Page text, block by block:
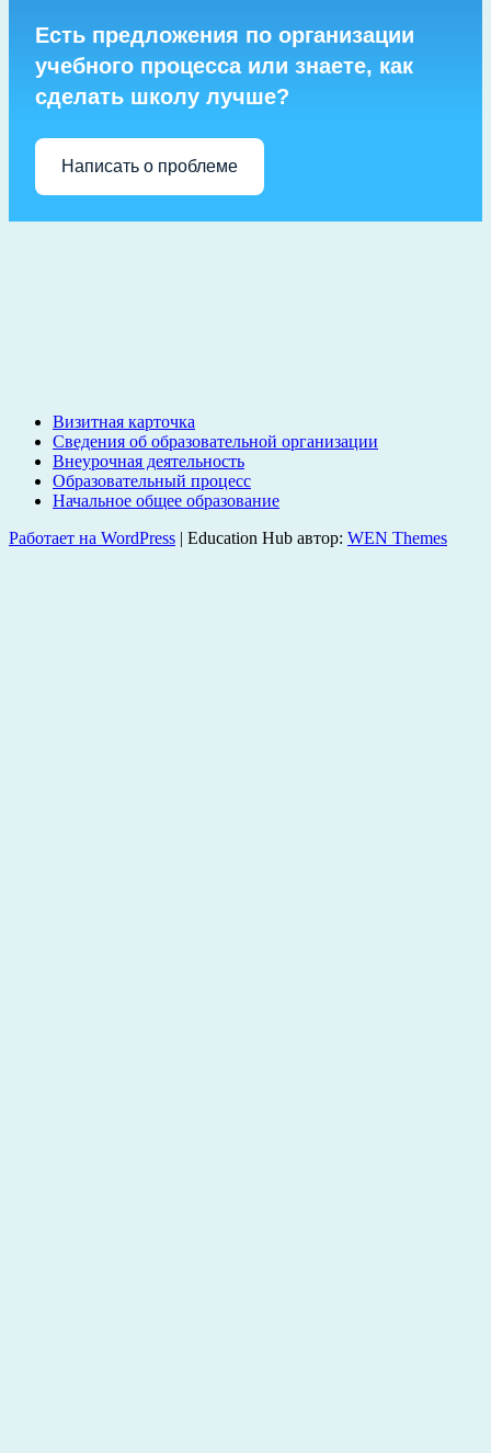
Есть предложения по организации
учебного процесса или знаете, как
сделать школу лучше?
Написать о проблеме
Визитная карточка
Сведения об образовательной организации
Внеурочная деятельность
Образовательный процесс
Начальное общее образование
Работает на WordPress | Education Hub автор: WEN Themes